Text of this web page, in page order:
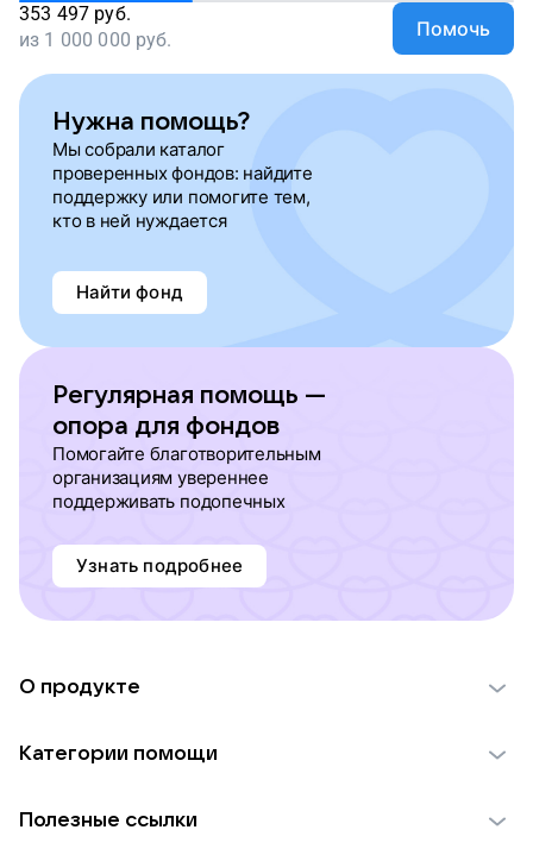
353 497 руб.
из 1 000 000 руб. Помочь
Нужна помощь?
Мы собрали каталог
проверенных фондов: найдите
поддержку или помогите тем,
кто в ней нуждается
Найти фонд
Регулярная помощь —
опора для фондов
Помогайте благотворительным
организациям увереннее
поддерживать подопечных
Узнать подробнее
О продукте
Использование материалов
Категории помощи
Полезные ссылки